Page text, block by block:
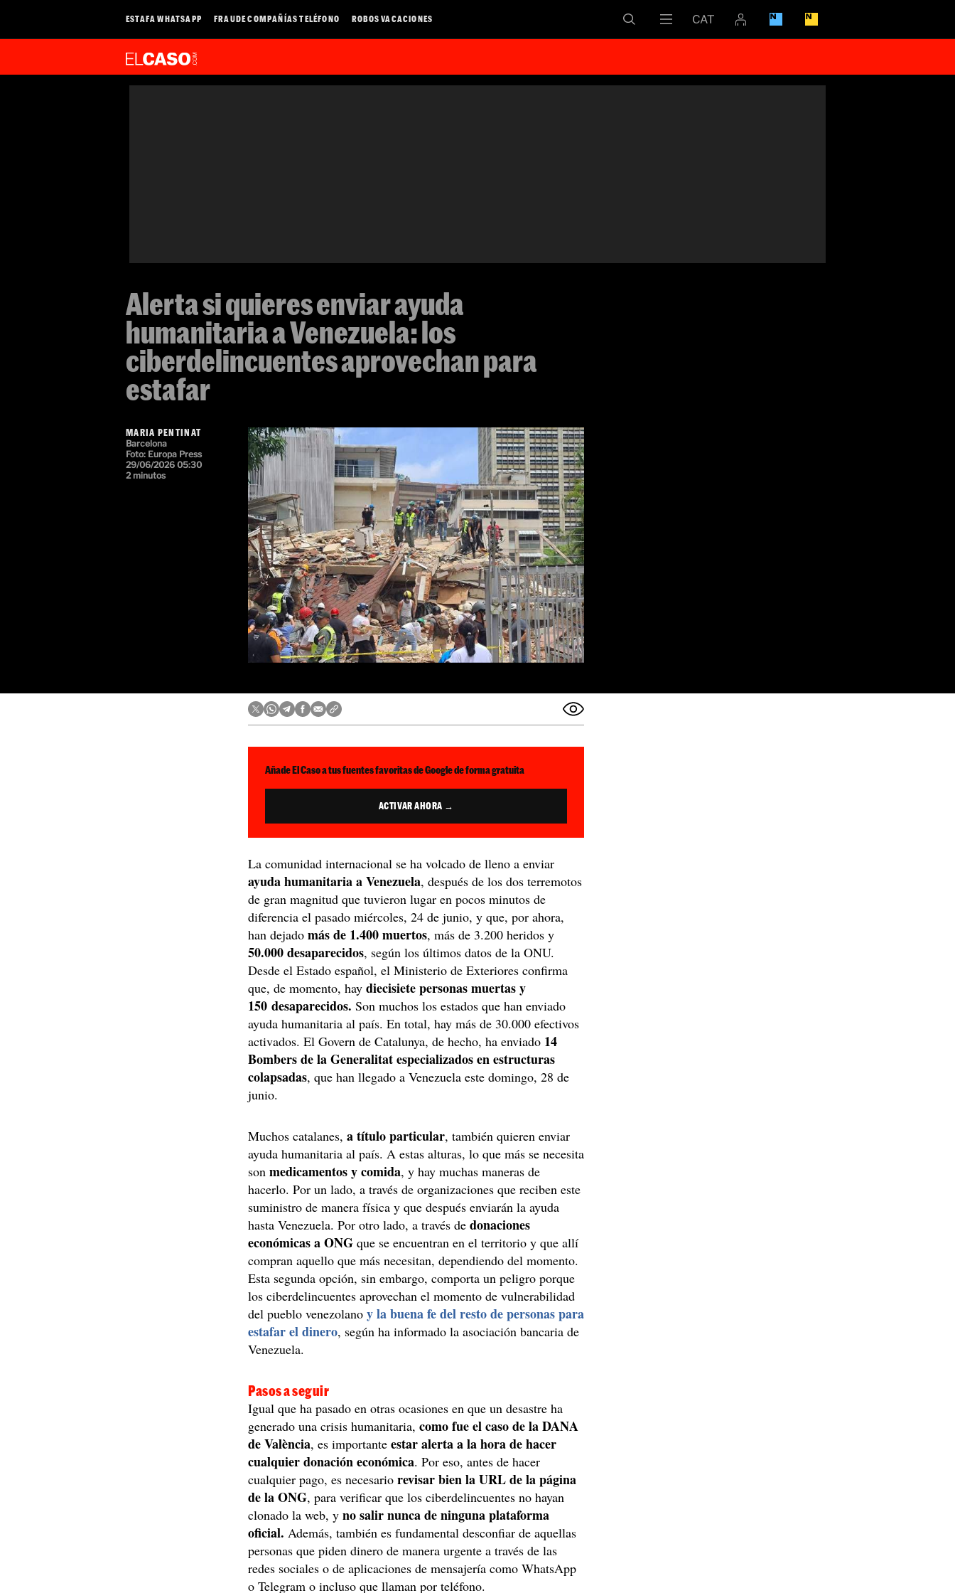
ESTAFA WHATSAPP FRAUDE COMPAÑÍAS TELÉFONO ROBOS VACACIONES
Alerta si quieres enviar ayuda
humanitaria a Venezuela: los
ciberdelincuentes aprovechan para
estafar
MARIA PENTINAT
Barcelona
Foto: Europa Press
29/06/2026 05:30
2 minutos
Añade El Caso a tus fuentes favoritas de Google de forma gratuita
ACTIVAR AHORA →
La comunidad internacional se ha volcado de lleno a enviar
ayuda humanitaria a Venezuela, después de los dos terremotos
de gran magnitud que tuvieron lugar en pocos minutos de
diferencia el pasado miércoles, 24 de junio, y que, por ahora,
han dejadomás de 1.400 muertos, más de 3.200 heridos y
50.000 desaparecidos, según los últimos datos de la ONU.
Desde el Estado español, el Ministerio de Exteriores confirma
que, de momento, haydiecisiete personas muertas y
150 desaparecidos. Son muchos los estados que han enviado
ayuda humanitaria al país. En total, hay más de 30.000 efectivos
activados. El Govern de Catalunya, de hecho, ha enviado 14
Bombers de la Generalitat especializados en estructuras
colapsadas, que han llegado a Venezuela este domingo, 28 de
junio.
Muchos catalanes,a título particular, también quieren enviar
ayuda humanitaria al país. A estas alturas, lo que más se necesita
sonmedicamentos y comida, y hay muchas maneras de
hacerlo. Por un lado, a través de organizaciones que reciben este
suministro de manera física y que después enviarán la ayuda
hasta Venezuela. Por otro lado, a través dedonaciones
económicas a ONG que se encuentran en el territorio y que allí
compran aquello que más necesitan, dependiendo del momento.
Esta segunda opción, sin embargo, comporta un peligro porque
los ciberdelincuentes aprovechan el momento de vulnerabilidad
del pueblo venezolanoy la buena fe del resto de personas para
estafar el dinero, según ha informado la asociación bancaria de
Venezuela.
Pasos a seguir
Igual que ha pasado en otras ocasiones en que un desastre ha
generado una crisis humanitaria,como fue el caso de la DANA
de València, es importanteestar alerta a la hora de hacer
cualquier donación económica. Por eso, antes de hacer
cualquier pago, es necesariorevisar bien la URL de la página
de la ONG, para verificar que los ciberdelincuentes no hayan
clonado la web, yno salir nunca de ninguna plataforma
oficial. Además, también es fundamental desconfiar de aquellas
personas que piden dinero de manera urgente a través de las
redes sociales o de aplicaciones de mensajería como WhatsApp
o Telegram o incluso que llaman por teléfono.